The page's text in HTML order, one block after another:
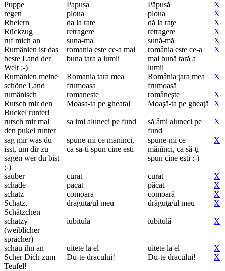
Puppe
Papusa Păpusă
X
regen
ploua ploua
X
Rheiern
da la rate dă la raţe
X
Rückzug
retragere retragere
X
ruf mich an
suna-ma sună-mă
X
Rumänien ist das
beste Land der
Welt :-)
romania este ce-a mai
buna tara a lumii
românia este ce-a
mai bună tară a
lumii
X
Rumänien meine
schöne Land
Romania tara mea
frumoasa
România ţara mea
frumoasă
X
rumänisch romaneste româneşte
X
Rutsch mir den
Buckel runter!
Moasa-ta pe gheata! Moaşă-ta pe gheaţă X
rutsch mir mal
den pukel runter
sa imi aluneci pe fund
să âmi aluneci pe
fund
X
sag mir was du
isst, um dir zu
sagen wer du bist
;-)
spune-mi ce maninci,
ca sa-ti spun cine esti
spune-mi ce
mănînci, ca să-ţi
spun cine eşti ;-)
X
sauber curat curat
X
schade
pacat păcat
X
schatz
comoara comoară
X
Schatz,
Schätzchen
draguta/ul meu drăguţa/ul meu X
schatzy
(weiblicher
sprächer)
iubitula iubitulă X
schau ihn an uitete la el uitete la el
X
Scher Dich zum
Teufel!
Du-te dracului! Du-te dracului! X